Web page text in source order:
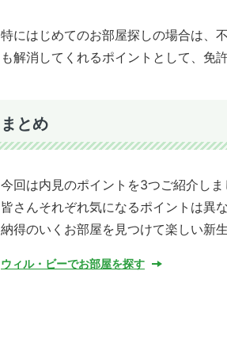
特にはじめてのお部屋探しの場合は、
も解消してくれるポイントとして、免
まとめ
今回は内見のポイントを3つご紹介し
皆さんそれぞれ気になるポイントは異
納得のいくお部屋を見つけて楽しい新
ウィル・ビーでお部屋を探す